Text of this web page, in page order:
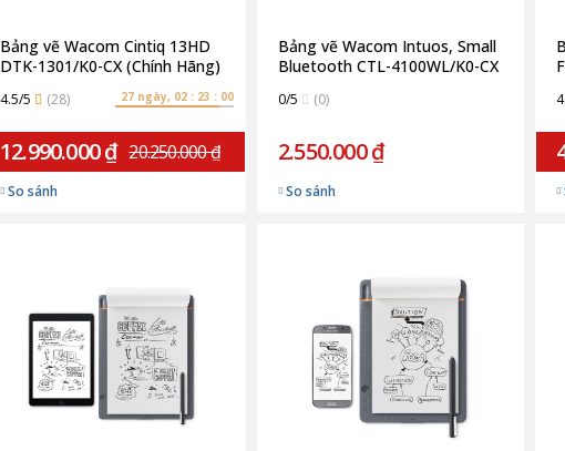
Bảng vẽ Wacom Cintiq 13HD
DTK-1301/K0-CX (Chính Hãng)
4.5/5 (28) 27 ngày, 02 : 22 : 59
12.990.000 ₫ 20.250.000 ₫
So sánh
Bảng vẽ Wacom Intuos, Small
Bluetooth CTL-4100WL/K0-CX
0/5 (0)
2.550.000 ₫
So sánh